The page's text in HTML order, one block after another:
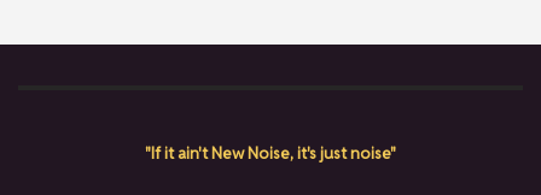
"If it ain't New Noise, it's just noise"